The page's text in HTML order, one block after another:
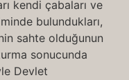
kendi çabaları ve
bulundukları,
sahte olduğunun
sonucunda
Devlet